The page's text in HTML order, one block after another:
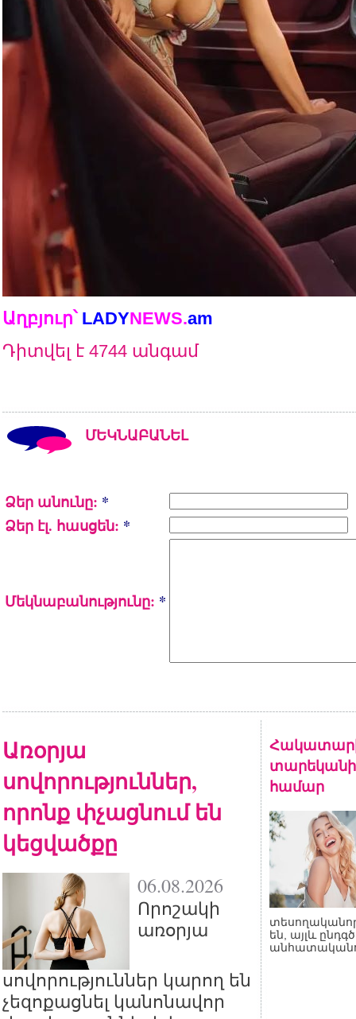
Աղբյուր՝ LADYNEWS.am
Դիտվել է 4744 անգամ
ՄԵԿՆԱԲԱՆԵԼ
Ձեր անունը: *
Ձեր էլ. հասցեն: *
Մեկնաբանությունը: *
Առօրյա
սովորություններ,
որոնք փչացնում են
կեցվածքը
06.08.2026
Որոշակի
առօրյա
սովորություններ կարող են
չեզոքացնել կանոնավոր
համար
են, այլև